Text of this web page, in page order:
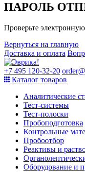
ПАРОЛЬ
Проверьте
Вернуться на главную
Доставка и оплата
+7 495 120-32-20
Каталог товаров
Аналитические
Тест-системы
Тест-полоски
Пробоподготовка
Контрольные
Пробоотбор
Реактивы и
Оборудование и